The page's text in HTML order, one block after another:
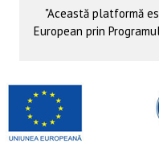
"Această platformă
European prin